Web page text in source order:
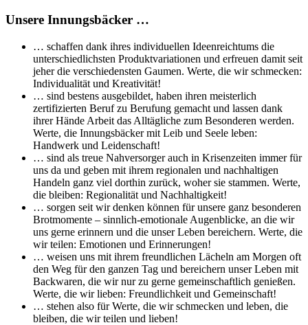
Unsere Innungsbäcker …
… schaffen dank ihres individuellen Ideenreichtums die
unterschiedlichsten Produktvariationen und erfreuen damit seit
jeher die verschiedensten Gaumen. Werte, die wir schmecken:
Individualität und Kreativität!
… sind bestens ausgebildet, haben ihren meisterlich
zertifizierten Beruf zu Berufung gemacht und lassen dank
ihrer Hände Arbeit das Alltägliche zum Besonderen werden.
Werte, die Innungsbäcker mit Leib und Seele leben:
Handwerk und Leidenschaft!
… sind als treue Nahversorger auch in Krisenzeiten immer für
uns da und geben mit ihrem regionalen und nachhaltigen
Handeln ganz viel dorthin zurück, woher sie stammen. Werte,
die bleiben: Regionalität und Nachhaltigkeit!
… sorgen seit wir denken können für unsere ganz besonderen
Brotmomente – sinnlich-emotionale Augenblicke, an die wir
uns gerne erinnern und die unser Leben bereichern. Werte, die
wir teilen: Emotionen und Erinnerungen!
… weisen uns mit ihrem freundlichen Lächeln am Morgen oft
den Weg für den ganzen Tag und bereichern unser Leben mit
Backwaren, die wir nur zu gerne gemeinschaftlich genießen.
Werte, die wir lieben: Freundlichkeit und Gemeinschaft!
… stehen also für Werte, die wir schmecken und leben, die
bleiben, die wir teilen und lieben!